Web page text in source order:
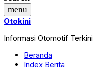
menu
Otokini
Informasi Otomotif Terkini
Beranda
Index Berita